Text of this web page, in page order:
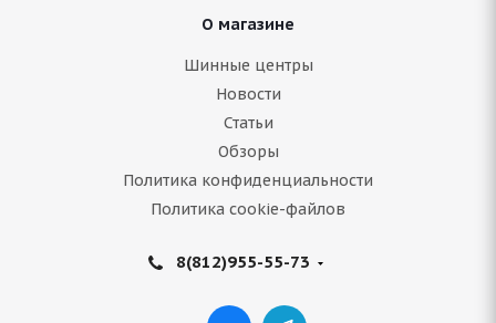
О магазине
Шинные центры
Новости
Статьи
Обзоры
Политика конфиденциальности
Политика cookie-файлов
8(812)955-55-73